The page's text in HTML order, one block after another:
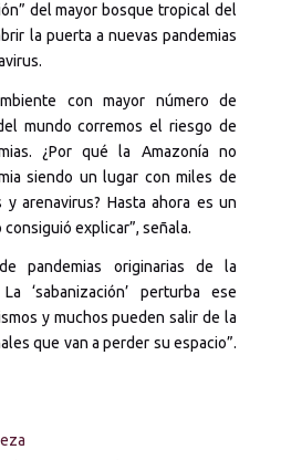
del mayor bosque tropical del
la puerta a nuevas pandemias
con mayor número de
mundo corremos el riesgo de
¿Por qué la Amazonía no
siendo un lugar con miles de
arenavirus? Hasta ahora es un
explicar”, señala.
pandemias originarias de la
‘sabanización’ perturba ese
y muchos pueden salir de la
que van a perder su espacio”.